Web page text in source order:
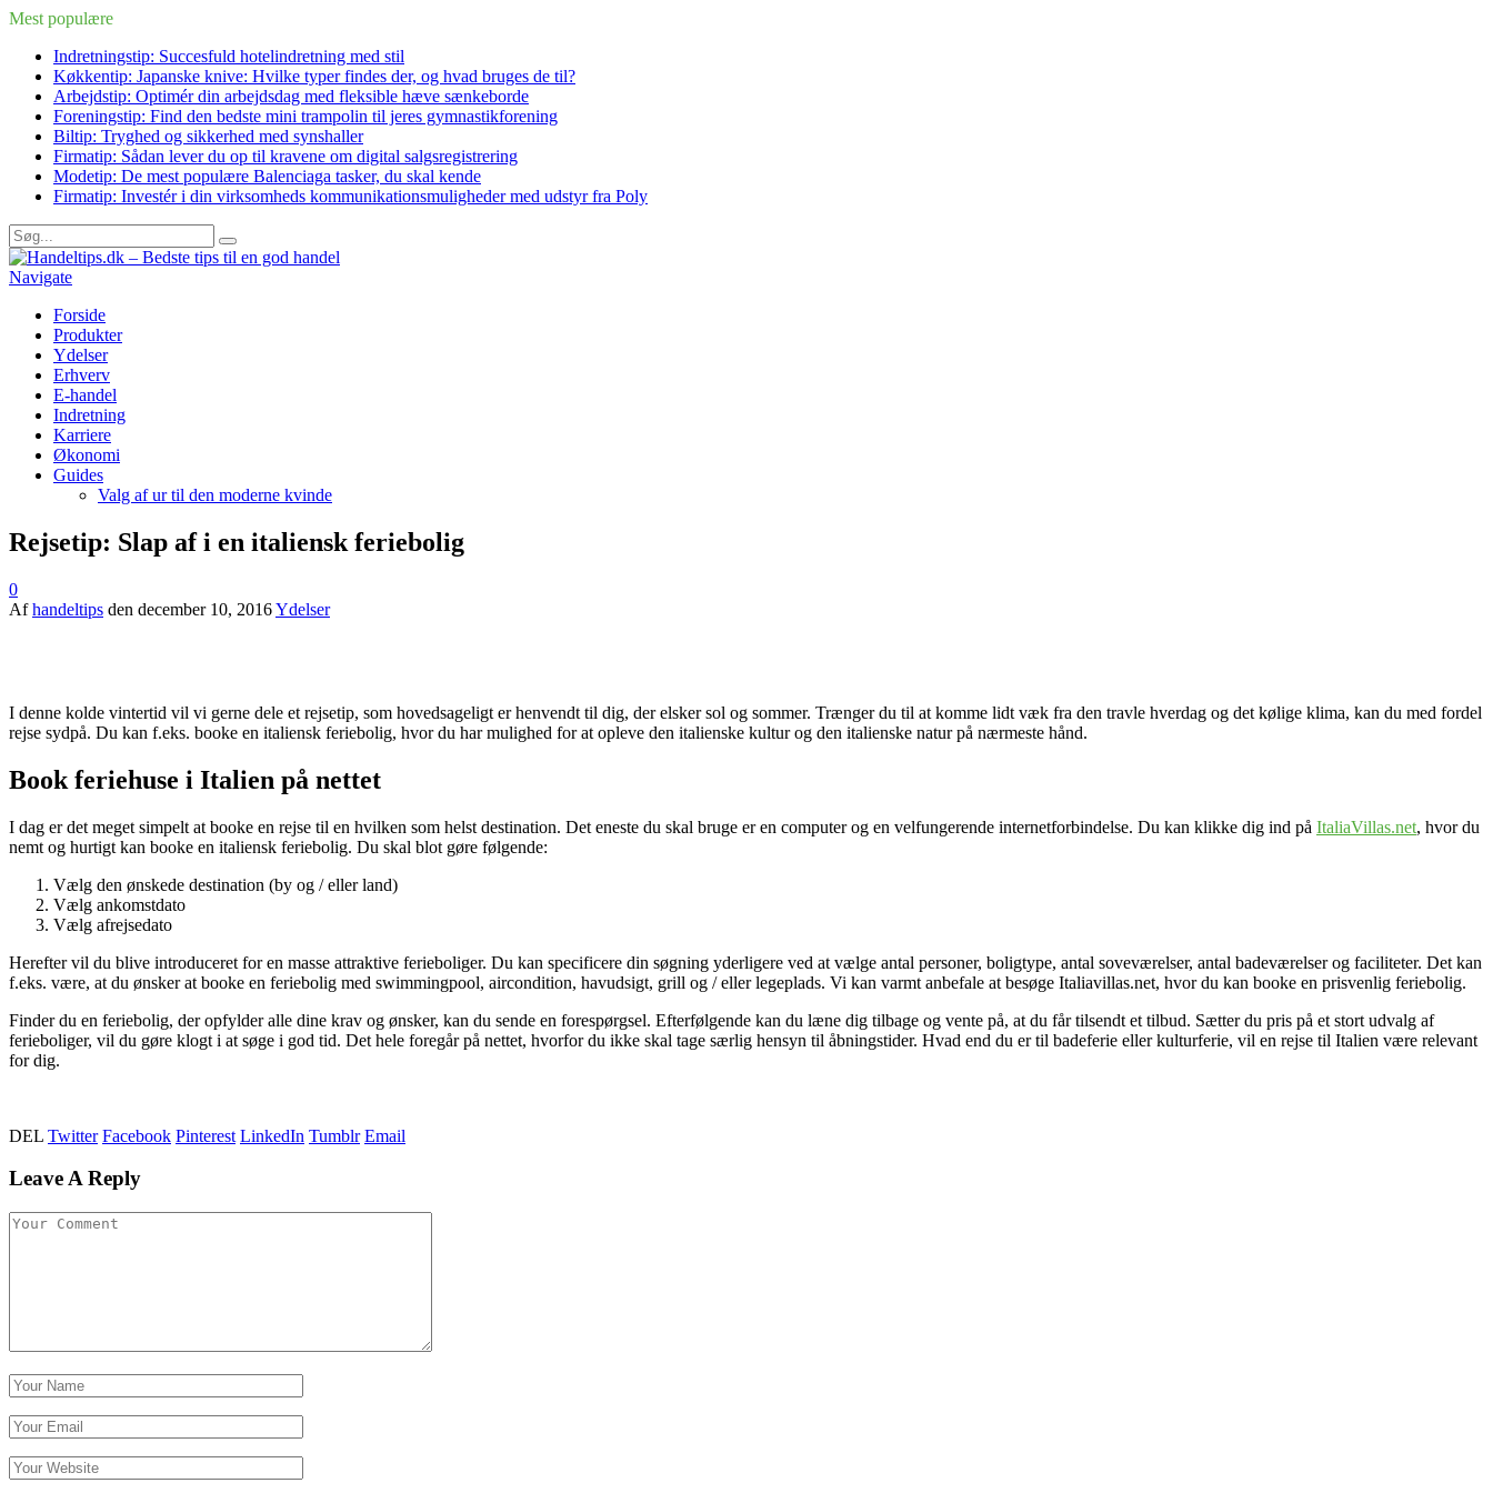
Mest populære
Indretningstip: Succesfuld hotelindretning med stil
Køkkentip: Japanske knive: Hvilke typer findes der, og hvad bruges de til?
Arbejdstip: Optimér din arbejdsdag med fleksible hæve sænkeborde
Foreningstip: Find den bedste mini trampolin til jeres gymnastikforening
Biltip: Tryghed og sikkerhed med synshaller
Firmatip: Sådan lever du op til kravene om digital salgsregistrering
Modetip: De mest populære Balenciaga tasker, du skal kende
Firmatip: Investér i din virksomheds kommunikationsmuligheder med udstyr fra Poly
Navigate
Forside
Produkter
Ydelser
Erhverv
E-handel
Indretning
Karriere
Økonomi
Guides
Valg af ur til den moderne kvinde
Rejsetip: Slap af i en italiensk feriebolig
0
Afhandeltips den december 10, 2016Ydelser
I denne kolde vintertid vil vi gerne dele et rejsetip, som hovedsageligt er henvendt til dig, der elsker sol og sommer. Trænger du til at komme lidt væk fra den travle hverdag og det kølige klima, kan du med fordel
rejse sydpå. Du kan f.eks. booke en italiensk feriebolig, hvor du har mulighed for at opleve den italienske kultur og den italienske natur på nærmeste hånd.
Book feriehuse i Italien på nettet
I dag er det meget simpelt at booke en rejse til en hvilken som helst destination. Det eneste du skal bruge er en computer og en velfungerende internetforbindelse. Du kan klikke dig ind på ItaliaVillas.net, hvor du
nemt og hurtigt kan booke en italiensk feriebolig. Du skal blot gøre følgende:
Vælg den ønskede destination (by og / eller land)
Vælg ankomstdato
Vælg afrejsedato
Herefter vil du blive introduceret for en masse attraktive ferieboliger. Du kan specificere din søgning yderligere ved at vælge antal personer, boligtype, antal soveværelser, antal badeværelser og faciliteter. Det kan
f.eks. være, at du ønsker at booke en feriebolig med swimmingpool, aircondition, havudsigt, grill og / eller legeplads. Vi kan varmt anbefale at besøge Italiavillas.net, hvor du kan booke en prisvenlig feriebolig.
Finder du en feriebolig, der opfylder alle dine krav og ønsker, kan du sende en forespørgsel. Efterfølgende kan du læne dig tilbage og vente på, at du får tilsendt et tilbud. Sætter du pris på et stort udvalg af
ferieboliger, vil du gøre klogt i at søge i god tid. Det hele foregår på nettet, hvorfor du ikke skal tage særlig hensyn til åbningstider. Hvad end du er til badeferie eller kulturferie, vil en rejse til Italien være relevant
for dig.
DEL Twitter Facebook Pinterest LinkedIn Tumblr Email
Leave A Reply